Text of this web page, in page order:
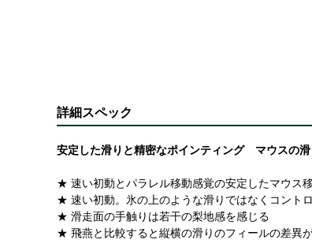
詳細スペック
安定した滑りと精密なポインティング マウスの
★ 速い初動とパラレル移動感覚の安定したマウス
★ 速い初動。氷の上のような滑りではなくコント
★ 滑走面の手触りは若干の梨地感を感じる
★ 飛燕と比較すると縦横の滑りのフィールの差異